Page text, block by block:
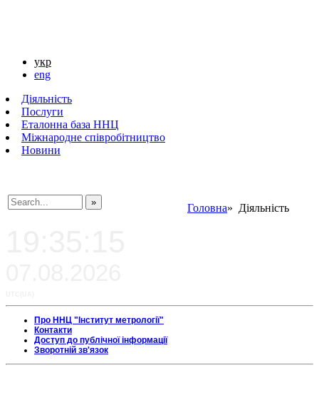
укр
eng
Діяльність
Послуги
Еталонна база ННЦ
Міжнародне співробітництво
Новини
Головна» Діяльність
Про ННЦ "Інститут метрології"
Контакти
Доступ до публічної інформації
Зворотній зв'язок